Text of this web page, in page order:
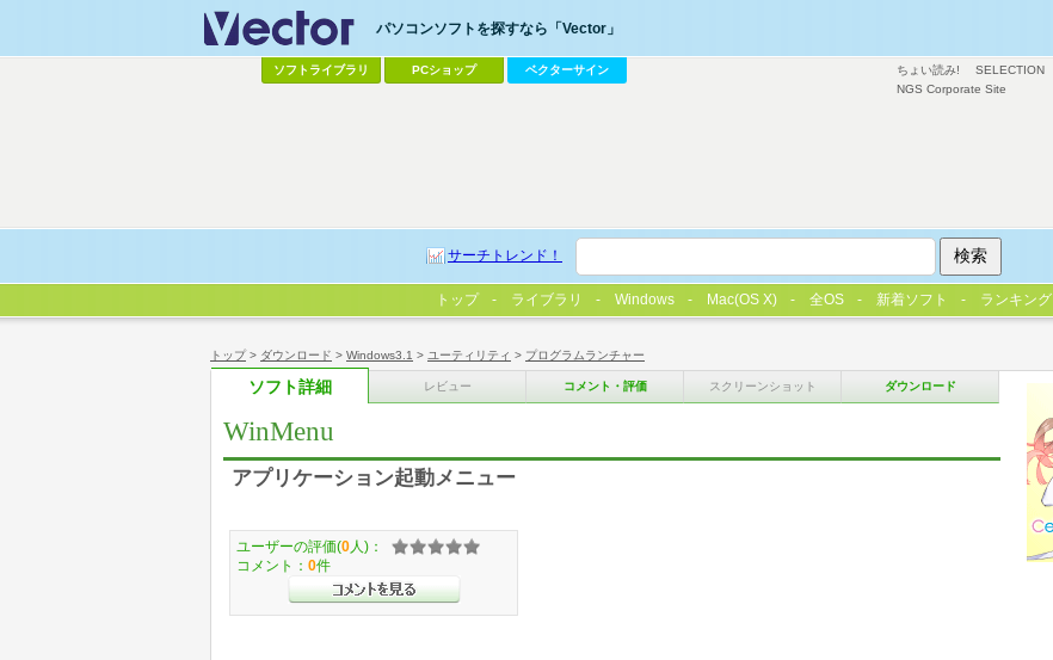
トップ> ダウンロード > Windows3.1 > ユーティリティ > プログラムランチャー
ソフト詳細 レビュー コメント・評価 スクリーンショット ダウンロード
WinMenu
アプリケーション起動メニュー
ユーザーの評価(0 人)：
コメント： 0件
ちょい読み! SELECTION
NGS Corporate Site
パソコンソフトを探すなら「Vector」
ソフトライブラリ PCショップ ベクターサイン
サーチトレンド！
トップ ライブラリ Windows Mac(OS X) 全OS 新着ソフト ランキング